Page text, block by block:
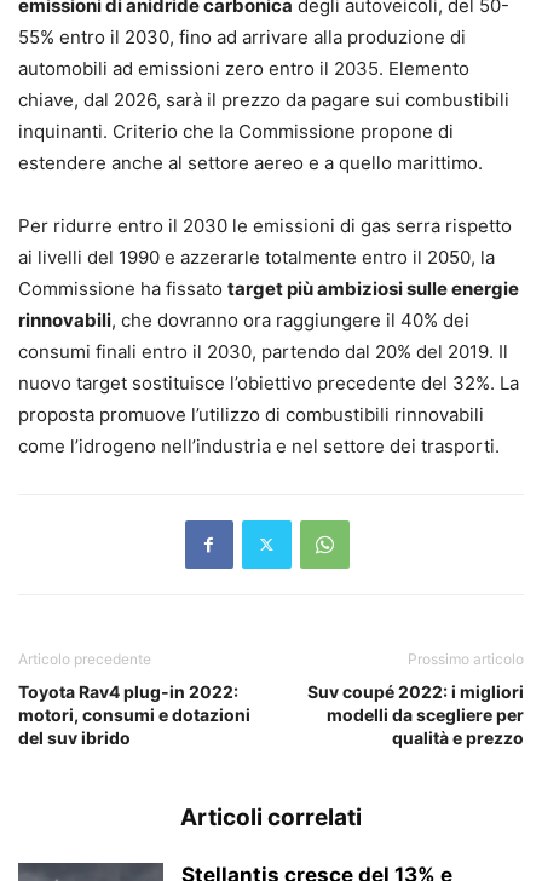
emissioni di anidride carbonica degli autoveicoli, del 50-
55% entro il 2030, fino ad arrivare alla produzione di
automobili ad emissioni zero entro il 2035. Elemento
chiave, dal 2026, sarà il prezzo da pagare sui combustibili
inquinanti. Criterio che la Commissione propone di
estendere anche al settore aereo e a quello marittimo.
Per ridurre entro il 2030 le emissioni di gas serra rispetto
ai livelli del 1990 e azzerarle totalmente entro il 2050, la
Commissione ha fissato target più ambiziosi sulle energie
rinnovabili, che dovranno ora raggiungere il 40% dei
consumi finali entro il 2030, partendo dal 20% del 2019. Il
nuovo target sostituisce l’obiettivo precedente del 32%. La
proposta promuove l’utilizzo di combustibili rinnovabili
come l’idrogeno nell’industria e nel settore dei trasporti.
Articolo precedente
Toyota Rav4 plug-in 2022:
motori, consumi e dotazioni
del suv ibrido
Prossimo articolo
Suv coupé 2022: i migliori
modelli da scegliere per
qualità e prezzo
Articoli correlati
Stellantis cresce del 13% e